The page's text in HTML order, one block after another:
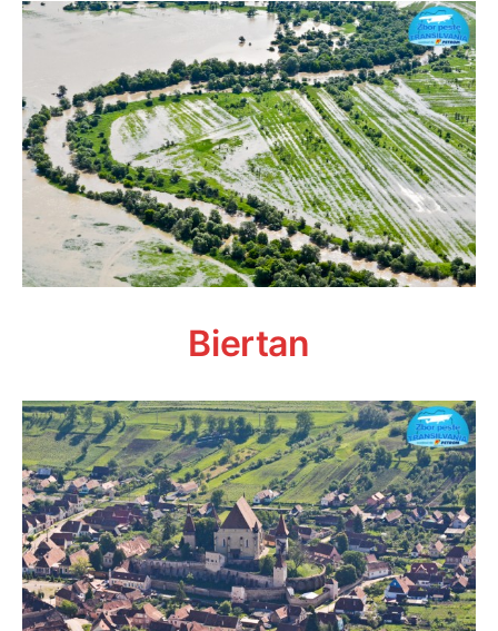
Biertan